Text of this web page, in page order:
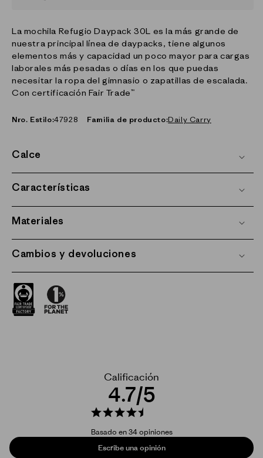
La mochila Refugio Daypack 30L es la más grande de
nuestra principal línea de daypacks, tiene algunos
elementos más y capacidad un poco mayor para cargas
laborales más pesadas o días en los que puedas
necesitar la ropa del gimnasio o zapatillas de escalada.
Con certificación Fair Trade™
Nro. Estilo:47928 Familia de producto:Daily Carry
Calce
Características
Materiales
Cambios y devoluciones
4.7
Basado en 34 opiniones
Escribe una opinión